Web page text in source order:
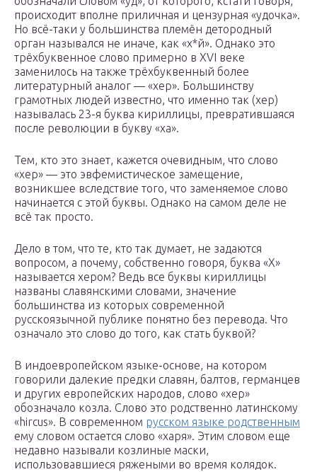
происходит вполне приличная и цензурная «удочка».
Но всё-таки у большинства племён детородный
орган назывался не иначе, как «х*й». Однако это
трёхбуквенное слово примерно в XVI веке
заменилось на также трёхбуквенный более
литературный аналог — «хер». Большинству
грамотных людей известно, что именно так (хер)
называлась 23-я буква кириллицы, превратившаяся
после революции в букву «ха».
Тем, кто это знает, кажется очевидным, что слово
«хер» — это эвфемистическое замещение,
возникшее вследствие того, что заменяемое слово
начинается с этой буквы. Однако на самом деле не
всё так просто.
Дело в том, что те, кто так думает, не задаются
вопросом, а почему, собственно говоря, буква «Х»
называется хером? Ведь все буквы кириллицы
названы славянскими словами, значение
большинства из которых современной
русскоязычной публике понятно без перевода. Что
означало это слово до того, как стать буквой?
В индоевропейском языке-основе, на котором
говорили далекие предки славян, балтов, германцев
и других европейских народов, слово «хер»
обозначало козла. Слово это родственно латинскому
«hircus». В современном русском языке родственным
ему словом остается слово «харя». Этим словом еще
недавно называли козлиные маски,
использовавшиеся ряжеными во время колядок.